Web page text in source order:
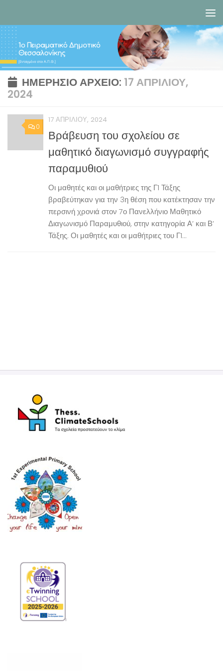
ΗΜΕΡΉΣΙΟ ΑΡΧΕΊΟ: 17 ΑΠΡΙΛΊΟΥ,
2024
0
17 ΑΠΡΙΛΊΟΥ, 2024
Βράβευση του σχολείου σε
μαθητικό διαγωνισμό συγγραφής
παραμυθιού
Οι μαθητές και οι μαθήτριες της Γ1 Τάξης
βραβεύτηκαν για την 3η θέση που κατέκτησαν την
περσινή χρονιά στον 7ο Πανελλήνιο Μαθητικό
Διαγωνισμό Παραμυθιού, στην κατηγορία Α’ και Β’
Τάξης. Οι μαθητές και οι μαθήτριες του Γ1...